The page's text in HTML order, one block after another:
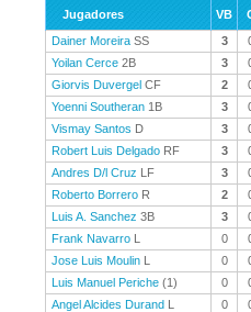
Jugadores VB
Dainer Moreira SS 3
Yoilan Cerce 2B 3
Giorvis Duvergel CF 2
Yoenni Southeran 1B 3
Vismay Santos D 3
Robert Luis Delgado RF 3
Andres D/l Cruz LF 3
Roberto Borrero R 2
Luis A. Sanchez 3B 3
Frank Navarro L 0
Jose Luis Moulin L 0
Luis Manuel Periche (1) 0
Angel Alcides Durand L 0